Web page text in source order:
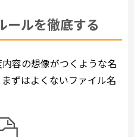
ールを徹底する
容の想像がつくような名
ずはよくないファイル名